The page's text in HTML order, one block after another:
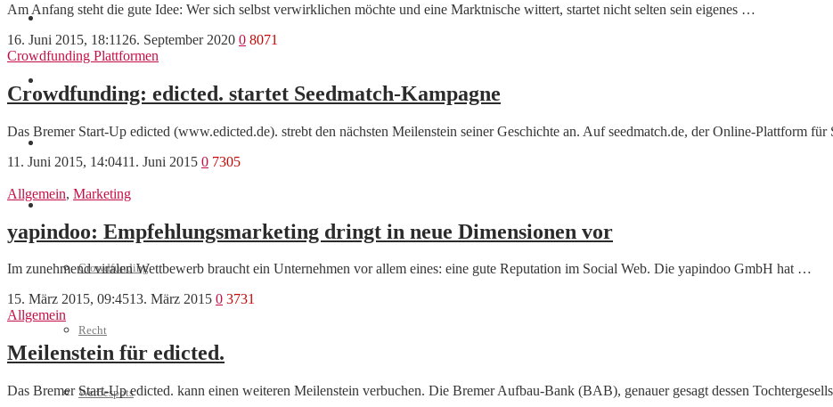
Marketing
Crowdfunding
Recht
Werbespots
Am Anfang steht die gute Idee: Wer sich selbst verwirklichen möchte und eine Marktnische wittert, startet nicht selten sein eigenes …
16. Juni 2015, 18:11 26. September 2020 0 8071
Crowdfunding Plattformen
Crowdfunding: edicted. startet Seedmatch-Kampagne
Das Bremer Start-Up edicted (www.edicted.de). strebt den nächsten Meilenstein seiner Geschichte an. Auf seedmatch.de, der Online-Plattform
11. Juni 2015, 14:0411. Juni 2015 0 7305
Allgemein, Marketing
yapindoo: Empfehlungsmarketing dringt in neue Dimensionen vor
Im zunehmend viralen Wettbewerb braucht ein Unternehmen vor allem eines: eine gute Reputation im Social Web. Die yapindoo GmbH hat …
15. März 2015, 09:4513. März 2015 0 3731
Allgemein
Meilenstein für edicted.
Das Bremer Start-Up edicted. kann einen weiteren Meilenstein verbuchen. Die Bremer Aufbau-Bank (BAB), genauer gesagt dessen